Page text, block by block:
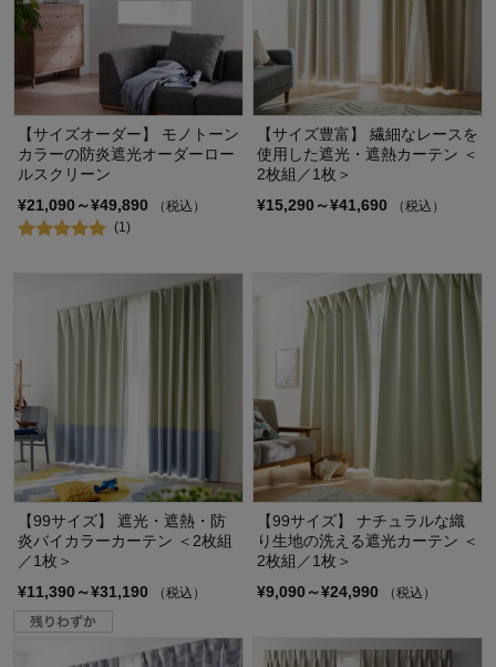
【サイズオーダー】 モノトーン
カラーの防炎遮光オーダーロー
ルスクリーン
¥21,090～¥49,890
（税込）
(1)
【サイズ豊富】 繊細なレースを
使用した遮光・遮熱カーテン ＜
2枚組／1枚＞
¥15,290～¥41,690
（税込）
【99サイズ】 遮光・遮熱・防
炎バイカラーカーテン ＜2枚組
／1枚＞
¥11,390～¥31,190
（税込）
【99サイズ】 ナチュラルな織
り生地の洗える遮光カーテン ＜
2枚組／1枚＞
¥9,090～¥24,990
（税込）